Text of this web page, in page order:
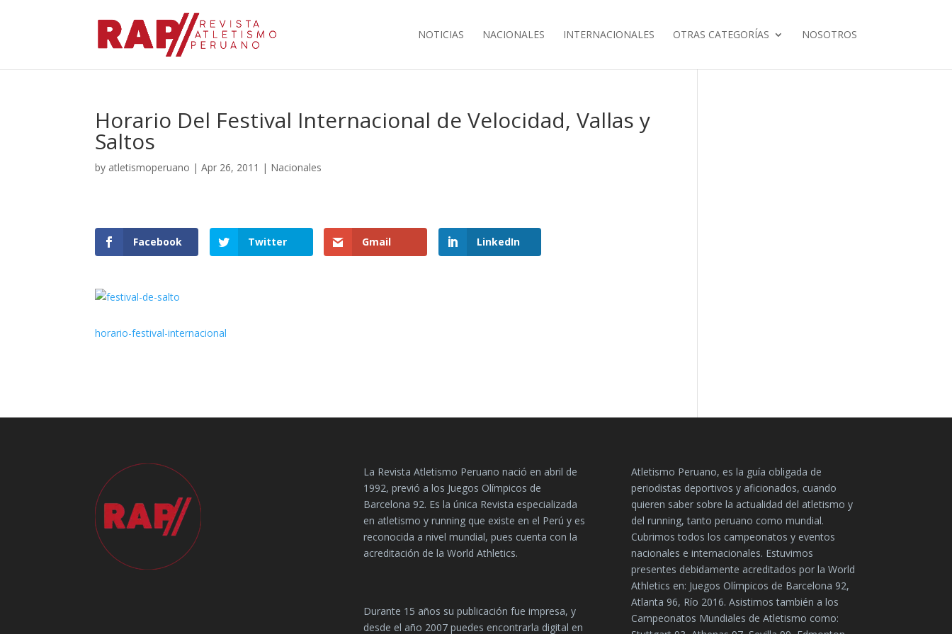
NOTICIAS NACIONALES INTERNACIONALES OTRAS CATEGORÍAS NOSOTROS
Horario Del Festival Internacional de Velocidad, Vallas y
Saltos
by atletismoperuano |Apr 26, 2011 | Nacionales
Facebook Twitter Gmail LinkedIn
horario-festival-internacional
La Revista Atletismo Peruano nació en abril de
1992, previó a los Juegos Olímpicos de
Barcelona 92. Es la única Revista especializada
en atletismo y running que existe en el Perú y es
reconocida a nivel mundial, pues cuenta con la
acreditación de la World Athletics.
Durante 15 años su publicación fue impresa, y
desde el año 2007 puedes encontrarla digital en
Atletismo Peruano, es la guía obligada de
periodistas deportivos y aficionados, cuando
quieren saber sobre la actualidad del atletismo y
del running, tanto peruano como mundial.
Cubrimos todos los campeonatos y eventos
nacionales e internacionales. Estuvimos
presentes debidamente acreditados por la World
Athletics en: Juegos Olímpicos de Barcelona 92,
Atlanta 96, Río 2016. Asistimos también a los
Campeonatos Mundiales de Atletismo como: